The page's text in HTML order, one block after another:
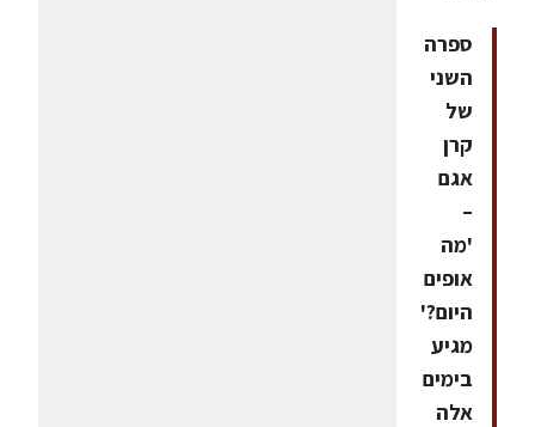
ספרה
השני
של
קרן
אגם
–
'מה
אופים
היום?'
מגיע
בימים
אלה